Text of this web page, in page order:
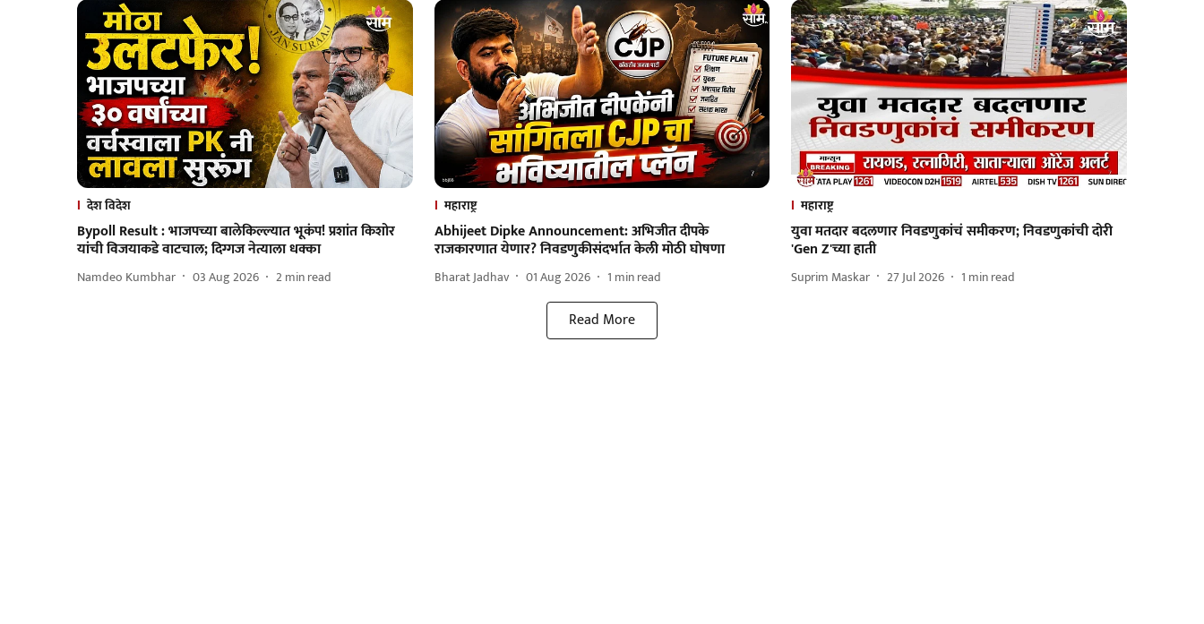
देश विदेश
Bypoll Result : भाजपच्या बालेकिल्ल्यात भूकंप! प्रशांत किशोर
यांची विजयाकडे वाटचाल; दिग्गज नेत्याला धक्का
Namdeo Kumbhar 03 Aug 2026 2min read
महाराष्ट्र
Abhijeet Dipke Announcement: अभिजीत दीपके
राजकारणात येणार? निवडणुकीसंदर्भात केली मोठी घोषणा
Bharat Jadhav 01 Aug 2026 1 min read
महाराष्ट्र
युवा मतदार बदलणार निवडणुकांचं समीकरण; निवडणुकांची दोरी
'Gen Z'च्या हाती
Suprim Maskar 27 Jul 2026 1 min read
Read More